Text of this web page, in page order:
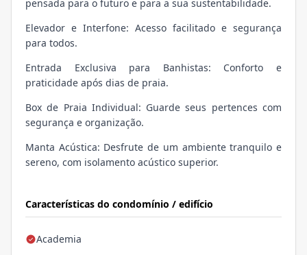
Características do condomínio / edifício
Academia
pensada para o futuro e para a sua sustentabilidade.
Elevador e Interfone: Acesso facilitado e segurança
para todos.
Entrada Exclusiva para Banhistas: Conforto e
praticidade após dias de praia.
Box de Praia Individual: Guarde seus pertences com
segurança e organização.
Manta Acústica: Desfrute de um ambiente tranquilo e
sereno, com isolamento acústico superior.